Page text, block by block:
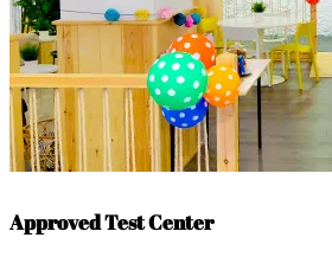
Approved Test Center